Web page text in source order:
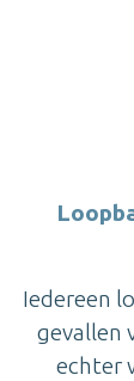
Iedereen
gevallen
echter